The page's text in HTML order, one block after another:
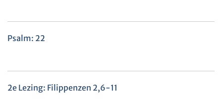
Psalm: 22
2e Lezing: Filippenzen 2,6-11